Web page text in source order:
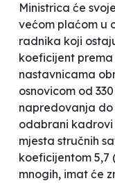
Ministrica će
većom plaćom u
radnika koji
koeficijent
nastavnicama
osnovicom od
napredovanja do
odabrani kadrovi
mjesta stručnih
koeficijentom 5,7
mnogih, imat će